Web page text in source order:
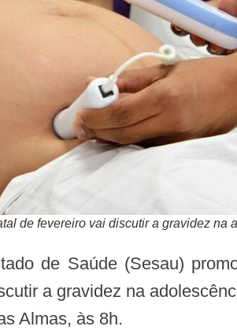
de fevereiro vai discutir a gravidez na
a gravidez na
Almas, às 8h.